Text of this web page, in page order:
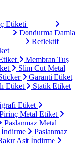
Etiketi
Dondurma Damla
Reflektif
Membran Tuş
Slim Cut Metal
Garanti Etiket
Etiket Statik Etiket
Etiket
Pirinç Metal Etiket
Paslanmaz Metal
Paslanmaz
Asit İndirme